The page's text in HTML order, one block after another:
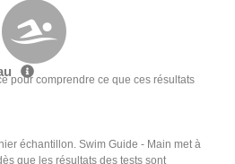
pour comprendre ce que ces résultats
échantillon. Swim Guide - Main met à
que les résultats des tests sont